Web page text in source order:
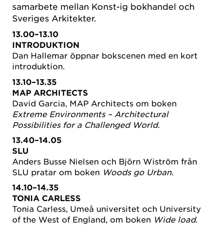
samarbete mellan Konst-ig bokhandel och
Sveriges Arkitekter.
13.00–13.10
INTRODUKTION
Dan Hallemar öppnar bokscenen med en kort
introduktion.
13.10–13.35
MAP ARCHITECTS
David Garcia, MAP Architects om boken
Extreme Environments – Architectural
Possibilities for a Challenged World.
13.40–14.05
SLU
Anders Busse Nielsen och Björn Wiström från
SLU pratar om boken Woods go Urban.
14.10–14.35
TONIA CARLESS
Tonia Carless, Umeå universitet och University
of the West of England, om boken Wide load.